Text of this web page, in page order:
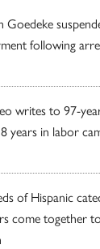
Goedeke
following
writes to 97-
years in labor
of Hispanic
come together